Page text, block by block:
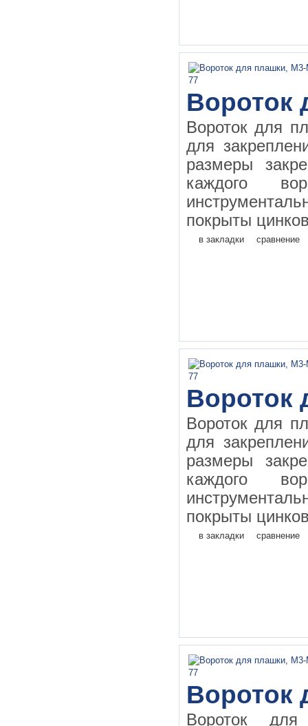
Вороток
Вороток для
для
размеры
каждого
покрыты
в закладки сравнение
Вороток
Вороток для
для
размеры
каждого
покрыты
в закладки сравнение
Вороток
Вороток